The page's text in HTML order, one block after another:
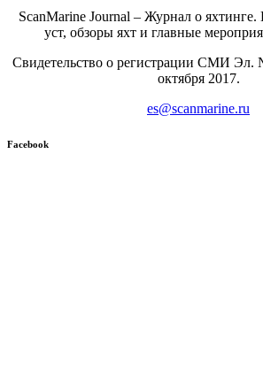
ScanMarine Journal – Журнал о
уст, обзоры яхт и главные
Свидетельство о регистрации СМИ
октября 2017.
es@scanmarine.ru
Facebook